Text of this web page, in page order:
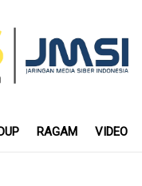
RAGAM VIDEO